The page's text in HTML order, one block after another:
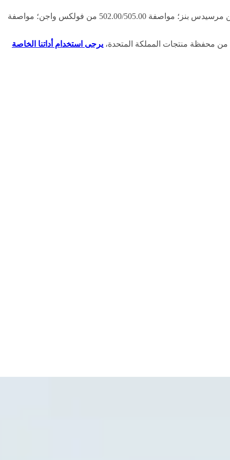
المواصفات: مواصفة SN/CF من معهد البترول الأمريكي؛ مواصفة A3/B3 وA3/B4 من الرابطة الأوروبية لمصنعي السيارات؛ موافقة 229.3 من مرسيدس بنز؛ مواصفة 502.00/505.00 من فولكس واجن؛ مواصفة
محفظة منتجات المملكة المتحدة، يرجى استخدام أداتنا الخاصة